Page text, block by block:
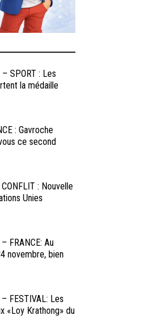
– SPORT : Les
la médaille
: Gavroche
ce second
: Nouvelle
Unies
FRANCE: Au
novembre, bien
FESTIVAL: Les
«Loy Krathong» du